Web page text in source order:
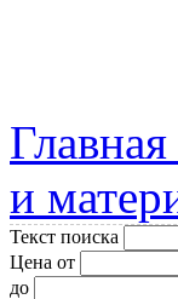
Главная
и
Текст поиска
Цена от
до